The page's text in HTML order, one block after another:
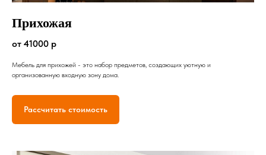
Прихожая
от 41000 р
Мебель для прихожей - это набор предметов, создающих уютную и
организованную входную зону дома.
Рассчитать стоимость